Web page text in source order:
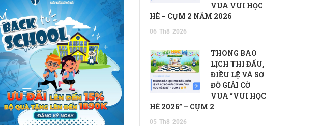
VUA VUI HỌC
HÈ – CỤM 2 NĂM 2026
06 Th8 2026
THÔNG BÁO
LỊCH THI ĐẤU,
ĐIỀU LỆ VÀ SƠ
ĐỒ GIẢI CỜ
VUA “VUI HỌC
HÈ 2026” – CỤM 2
05 Th8 2026